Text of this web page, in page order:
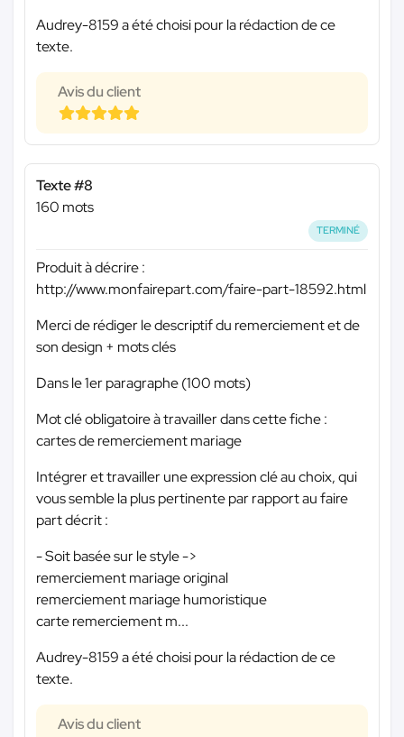
Audrey-8159 a été choisi pour la rédaction de ce
texte.
Avis du client
Texte #8
160 mots
TERMINÉ
Produit à décrire :
http://www.monfairepart.com/faire-part-18592.html
Merci de rédiger le descriptif du remerciement et de
son design + mots clés
Dans le 1er paragraphe (100 mots)
Mot clé obligatoire à travailler dans cette fiche :
cartes de remerciement mariage
Intégrer et travailler une expression clé au choix, qui
vous semble la plus pertinente par rapport au faire
part décrit :
- Soit basée sur le style ->
remerciement mariage original
remerciement mariage humoristique
carte remerciement m...
Audrey-8159 a été choisi pour la rédaction de ce
texte.
Avis du client